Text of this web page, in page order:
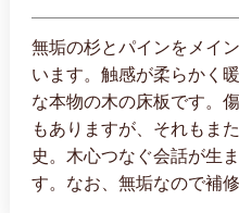
無垢の杉とパインをメイ
います。触感が柔らかく
な本物の木の床板です。
もありますが、それもま
史。木心つなぐ会話が生
す。なお、無垢なので補修